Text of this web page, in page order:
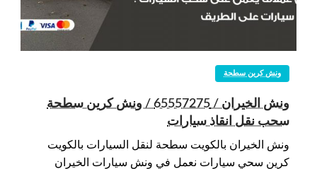
ونش كرين سطحة
ونش الخيران / 65557275 / ونش كرين سطحة
سحب نقل انقاذ سيارات
ونش الخيران بالكويت سطحة لنقل السيارات بالكويت
كرين سحي سيارات نعمل في ونش سيارات الخيران